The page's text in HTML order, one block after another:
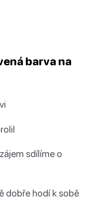
barva na
sdílíme o
dobře hodí k sobě